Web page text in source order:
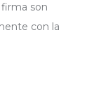
son
con la